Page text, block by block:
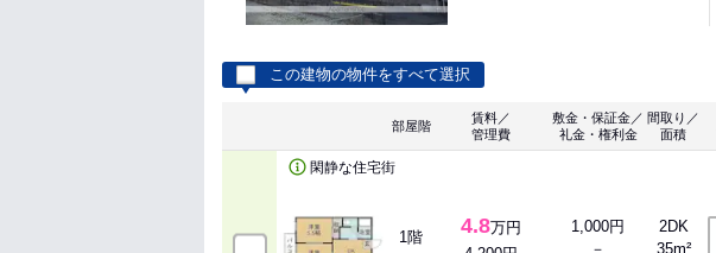
この建物の物件をすべて選択
部屋階
賃料／
管理費
敷金・保証金／
礼金・権利金
間取り／
面積
閑静な住宅街
1階 4.8万円
1,000円
－
2DK
35m²